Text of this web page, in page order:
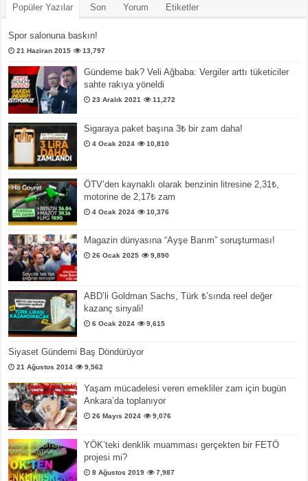
Popüler Yazılar Son Yorum Etiketler
Spor salonuna baskın!
21 Haziran 2015 13,797
Gündeme bak? Veli Ağbaba: Vergiler arttı tüketiciler
sahte rakıya yöneldi
23 Aralık 2021 11,272
Sigaraya paket başına 3₺ bir zam daha!
4 Ocak 2024 10,810
ÖTV’den kaynaklı olarak benzinin litresine 2,31₺,
motorine de 2,17₺ zam
4 Ocak 2024 10,376
Magazin dünyasına “Ayşe Barım” soruşturması!
26 Ocak 2025 9,890
ABD’li Goldman Sachs, Türk ₺’sında reel değer
kazanç sinyali!
6 Ocak 2024 9,615
Siyaset Gündemi Baş Döndürüyor
21 Ağustos 2014 9,562
Yaşam mücadelesi veren emekliler zam için bugün
Ankara’da toplanıyor
26 Mayıs 2024 9,076
YÖK’teki denklik muamması gerçekten bir FETÖ
projesi mi?
8 Ağustos 2019 7,987